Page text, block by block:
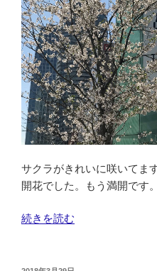
サクラがきれいに咲いてま
開花でした。もう満開です。
“サ
フ
続きを読む